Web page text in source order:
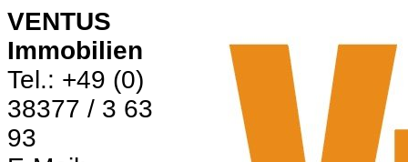
VENTUS
Immobilien
Tel.: +49 (0)
38377 / 3 63
93